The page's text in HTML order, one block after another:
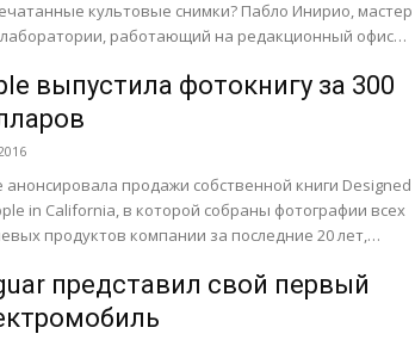
культовые снимки? Пабло Инирио, мастер
работающий на редакционный офис
выпустила фотокнигу за 300
анонсировала продажи собственной книги Designed
in California, в которой собраны фотографии всех
продуктов компании за последние 20 лет,
представил свой первый